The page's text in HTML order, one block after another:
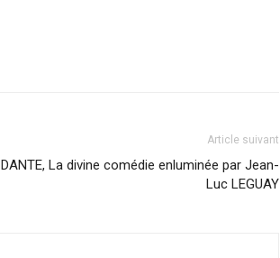
Article suivant
DANTE, La divine comédie enluminée par Jean-
Luc LEGUAY